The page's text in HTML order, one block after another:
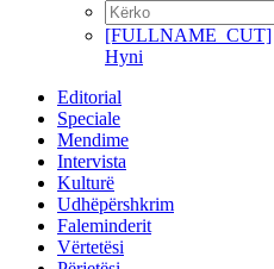
[FULLNAME_CUT]
Hyni
Editorial
Speciale
Mendime
Intervista
Kulturë
Udhëpërshkrim
Faleminderit
Vërtetësi